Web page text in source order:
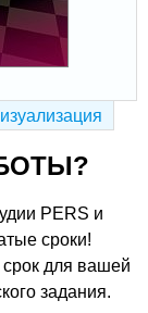
PERS и
сроки!
для вашей
задания.